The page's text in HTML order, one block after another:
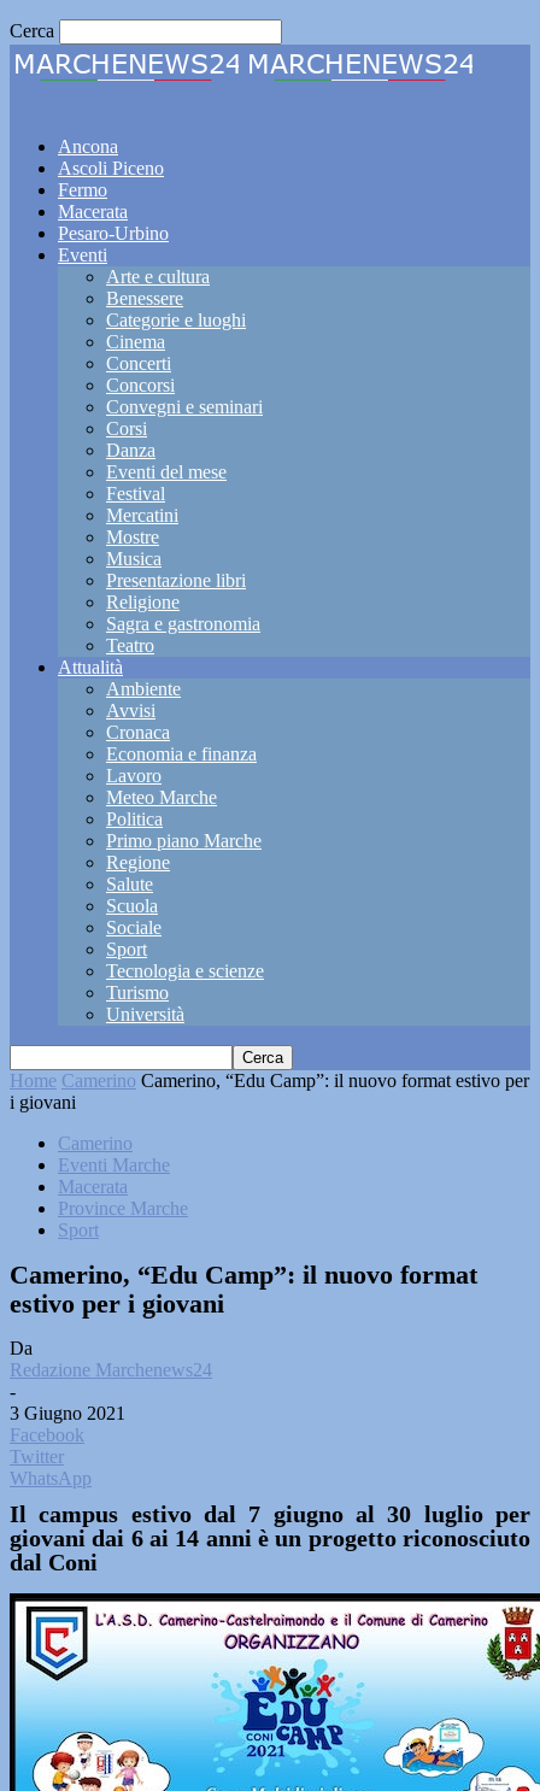
Cerca
Ancona
Ascoli Piceno
Fermo
Macerata
Pesaro-Urbino
Eventi
Arte e cultura
Benessere
Categorie e luoghi
Cinema
Concerti
Concorsi
Convegni e seminari
Corsi
Danza
Eventi del mese
Festival
Mercatini
Mostre
Musica
Presentazione libri
Religione
Sagra e gastronomia
Teatro
Attualità
Ambiente
Avvisi
Cronaca
Economia e finanza
Lavoro
Meteo Marche
Politica
Primo piano Marche
Regione
Salute
Scuola
Sociale
Sport
Tecnologia e scienze
Turismo
Università
Home Camerino Camerino, “Edu Camp”: il nuovo format estivo per
i giovani
Camerino
Eventi Marche
Macerata
Province Marche
Sport
Camerino, “Edu Camp”: il nuovo format
estivo per i giovani
Da
Redazione Marchenews24
-
3 Giugno 2021
Facebook
Twitter
WhatsApp
Il campus estivo dal 7 giugno al 30 luglio per
giovani dai 6 ai 14 anni è un progetto riconosciuto
dal Coni